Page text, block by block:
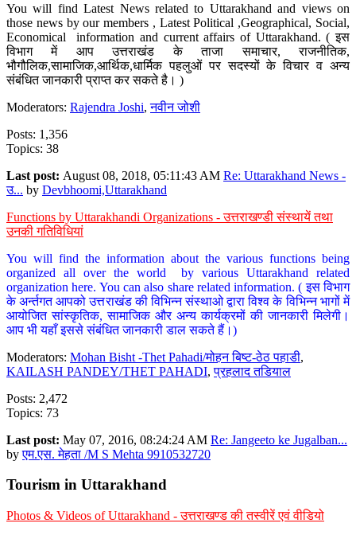
You will find Latest News related to Uttarakhand and views on
those news by our members , Latest Political ,Geographical, Social,
Economical information and current affairs of Uttarakhand. ( इस
विभाग में आप उत्तराखंड के ताजा समाचार, राजनीतिक,
भौगौलिक,सामाजिक,आर्थिक,धार्मिक पहलुओं पर सदस्यों के विचार व अन्य
संबंधित जानकारी प्राप्त कर सकते है। )
Moderators: Rajendra Joshi,नवीन जोशी
Posts: 1,356
Topics: 38
Last post: August 08, 2018, 05:11:43 AM Re: Uttarakhand News -
उ... by Devbhoomi,Uttarakhand
Functions by Uttarakhandi Organizations - उत्तराखण्डी संस्थायें तथा
उनकी गतिविधियां
You will find the information about the various functions being
organized all over the world by various Uttarakhand related
organization here. You can also share related information. ( इस विभाग
के अर्न्तगत आपको उत्तराखंड की विभिन्न संस्थाओ द्वारा विश्व के विभिन्न भागों में
आयोजित सांस्कृतिक, सामाजिक और अन्य कार्यक्रमों की जानकारी मिलेगी।
आप भी यहाँ इससे संबंधित जानकारी डाल सकते हैं।)
Moderators: Mohan Bisht -Thet Pahadi/मोहन बिष्ट-ठेठ पहाडी,
KAILASH PANDEY/THET PAHADI,प्रहलाद तडियाल
Posts: 2,472
Topics: 73
Last post: May 07, 2016, 08:24:24 AM Re: Jangeeto ke Jugalban...
byएम.एस. मेहता /M S Mehta 9910532720
Tourism in Uttarakhand
Photos & Videos of Uttarakhand - उत्तराखण्ड की तस्वीरें एवं वीडियो